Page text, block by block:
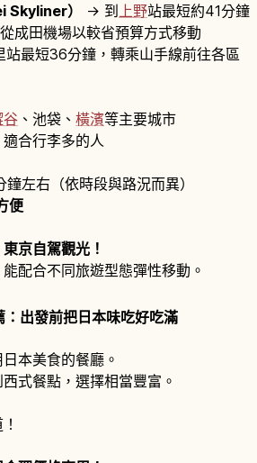
Skyliner）
→ 到 上野站最短約41分鐘
成田機場以較省預算方式移動
站最短36分鐘，轉乘山手線前往各區
谷 、池袋、 橫濱等主要城市
適合行李多的人
左右（依時段與路況而異）
便
京自駕觀光！
配合不同旅遊型態彈性移動。
出發前把日本味吃好吃滿
本美食的餐廳。
西式餐點，選擇相當豐富。